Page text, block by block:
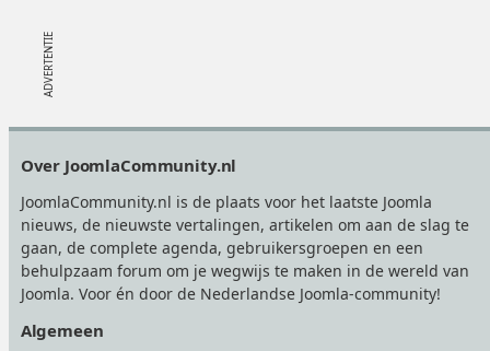
Over JoomlaCommunity.nl
JoomlaCommunity.nl is de plaats voor het laatste Joomla
nieuws, de nieuwste vertalingen, artikelen om aan de slag te
gaan, de complete agenda, gebruikersgroepen en een
behulpzaam forum om je wegwijs te maken in de wereld van
Joomla. Voor én door de Nederlandse Joomla-community!
Algemeen